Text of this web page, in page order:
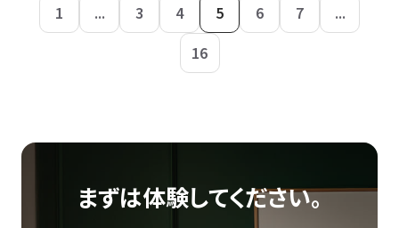
1 ... 3 4 5 6 7
...
16
まずは体験してください。